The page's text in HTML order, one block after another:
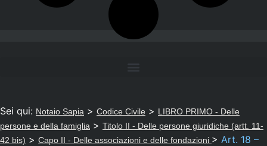
Sei qui: Notaio Sapia > Codice Civile > LIBRO PRIMO - Delle
persone e della famiglia > Titolo II - Delle persone giuridiche (artt. 11-
42 bis) > Capo II - Delle associazioni e delle fondazioni > Art. 18 –